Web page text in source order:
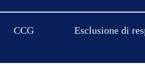
CCG Esclusione di